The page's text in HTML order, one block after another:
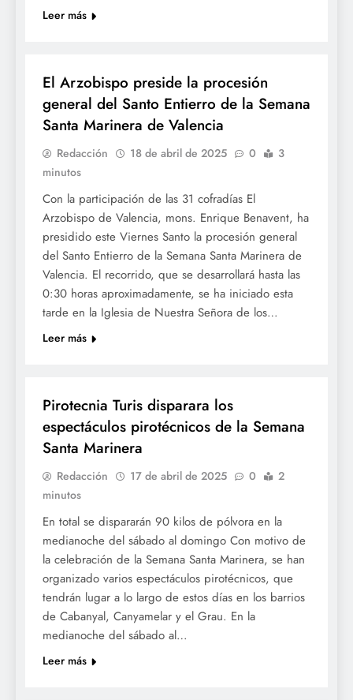
Leer más
El Arzobispo preside la procesión
general del Santo Entierro de la Semana
Santa Marinera de Valencia
Redacción 18 de abril de 2025 0
3
minutos
Con la participación de las 31 cofradías El
Arzobispo de Valencia, mons. Enrique Benavent, ha
presidido este Viernes Santo la procesión general
del Santo Entierro de la Semana Santa Marinera de
Valencia. El recorrido, que se desarrollará hasta las
0:30 horas aproximadamente, se ha iniciado esta
tarde en la Iglesia de Nuestra Señora de los…
Leer más
Pirotecnia Turis disparara los
espectáculos pirotécnicos de la Semana
Santa Marinera
Redacción 17 de abril de 2025 0
2
minutos
En total se dispararán 90 kilos de pólvora en la
medianoche del sábado al domingo Con motivo de
la celebración de la Semana Santa Marinera, se han
organizado varios espectáculos pirotécnicos, que
tendrán lugar a lo largo de estos días en los barrios
de Cabanyal, Canyamelar y el Grau. En la
medianoche del sábado al…
Leer más